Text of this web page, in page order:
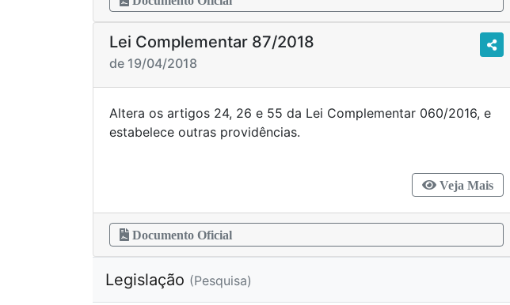
Lei Complementar 87/2018
de 19/04/2018
Altera os artigos 24, 26 e 55 da Lei Complementar 060/2016, e
estabelece outras providências.
Veja Mais
Documento Oficial
Legislação (Pesquisa)